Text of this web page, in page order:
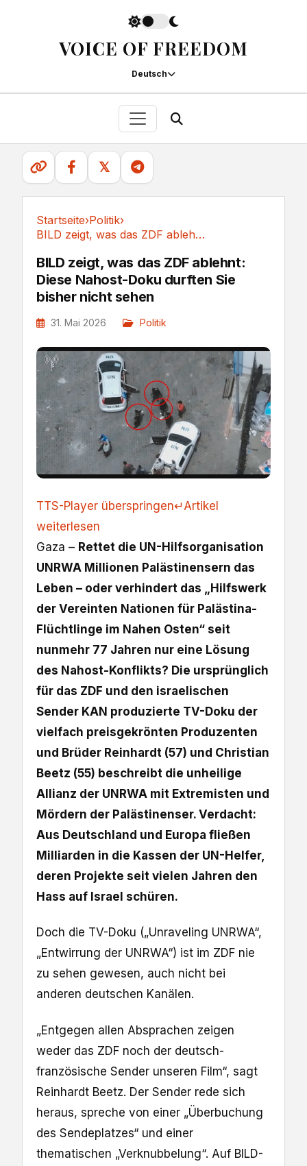
VOICE OF FREEDOM
Deutsch
𝕏
Startseite›Politik›
BILD zeigt, was das ZDF ablehnt: Diese...
BILD zeigt, was das ZDF ablehnt:
Diese Nahost-Doku durften Sie
bisher nicht sehen
31. Mai 2026 Politik
TTS-Player überspringen↵Artikel
weiterlesen
Gaza – Rettet die UN-Hilfsorganisation
UNRWA Millionen Palästinensern das
Leben – oder verhindert das „Hilfswerk
der Vereinten Nationen für Palästina-
Flüchtlinge im Nahen Osten“ seit
nunmehr 77 Jahren nur eine Lösung
des Nahost-Konflikts? Die ursprünglich
für das ZDF und den israelischen
Sender KAN produzierte TV-Doku der
vielfach preisgekrönten Produzenten
und Brüder Reinhardt (57) und Christian
Beetz (55) beschreibt die unheilige
Allianz der UNRWA mit Extremisten und
Mördern der Palästinenser. Verdacht:
Aus Deutschland und Europa fließen
Milliarden in die Kassen der UN-Helfer,
deren Projekte seit vielen Jahren den
Hass auf Israel schüren.
Doch die TV-Doku („Unraveling UNRWA“,
„Entwirrung der UNRWA“) ist im ZDF nie
zu sehen gewesen, auch nicht bei
anderen deutschen Kanälen.
„Entgegen allen Absprachen zeigen
weder das ZDF noch der deutsch-
französische Sender unseren Film“, sagt
Reinhardt Beetz. Der Sender rede sich
heraus, spreche von einer „Überbuchung
des Sendeplatzes“ und einer
thematischen „Verknubbelung“. Auf BILD-